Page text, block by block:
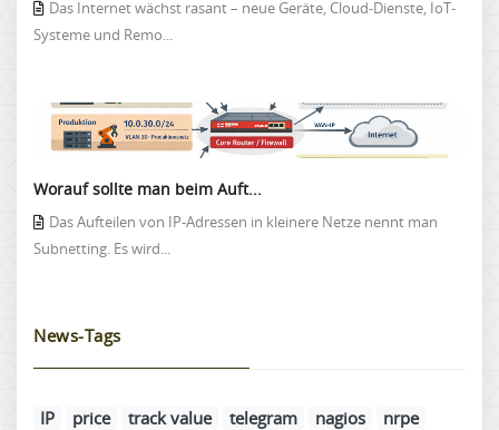
Das Internet wächst rasant – neue Geräte, Cloud-Dienste, IoT-
Systeme und Remo...
Worauf sollte man beim Auft...
Das Aufteilen von IP-Adressen in kleinere Netze nennt man
Subnetting. Es wird...
News-Tags
IP price track value telegram nagios
nrpe